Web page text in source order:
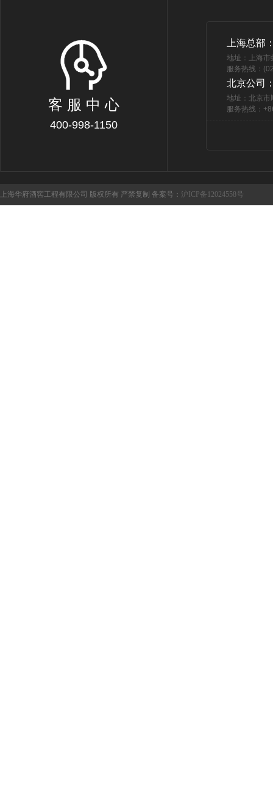
客 服 中 心
400-998-1150
上海总部
地址：上海
服务热线：
北京公司
地址：北京市
服务热线：
上海华府酒窖工程有限公司 版权所有 严禁复制 备案号： 沪ICP备12024558号